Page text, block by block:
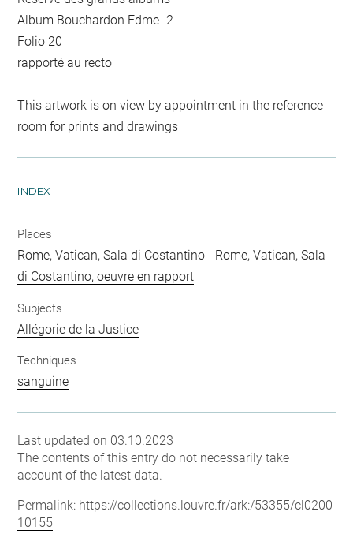
Album Bouchardon Edme -2-
Folio 20
rapporté au recto
This artwork is on view by appointment in the reference
room for prints and drawings
INDEX
Places
Rome, Vatican, Sala di Costantino - Rome, Vatican, Sala
di Costantino, oeuvre en rapport
Subjects
Allégorie de la Justice
Techniques
sanguine
Last updated on 03.10.2023
The contents of this entry do not necessarily take
account of the latest data.
Permalink: https://collections.louvre.fr/ark:/53355/cl0200
10155